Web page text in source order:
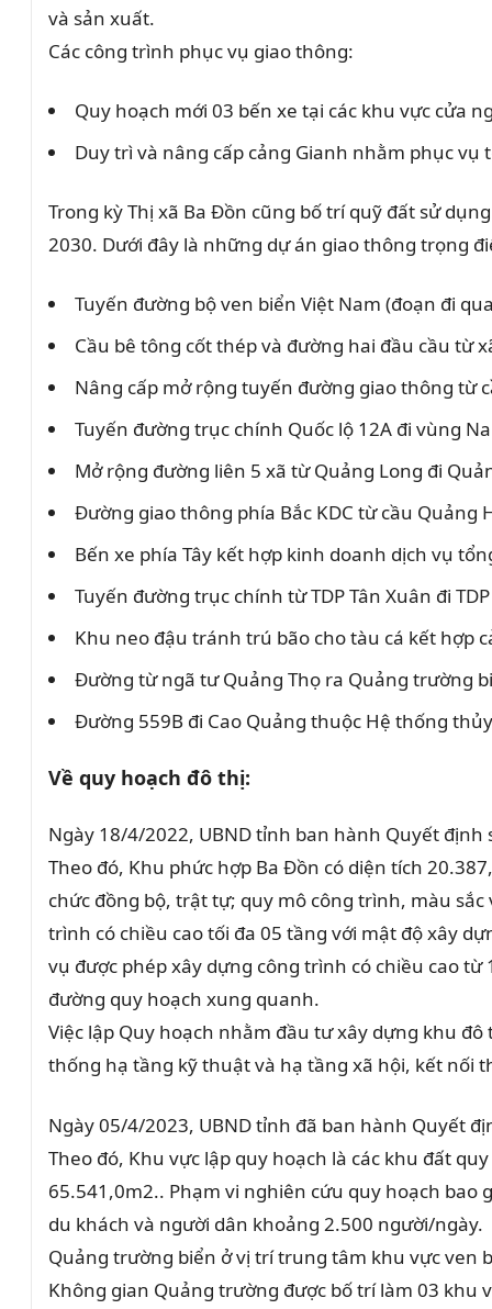
và sản xuất.
Các công trình phục vụ giao thông:
Quy hoạch mới 03 bến xe tại các khu vực cửa
Duy trì và nâng cấp cảng Gianh nhằm phục
Trong kỳ Thị xã Ba Đồn cũng bố trí quỹ đất sử
2030. Dưới đây là những dự án giao thông trọng
Tuyến đường bộ ven biển Việt Nam (đoạn đi
Cầu bê tông cốt thép và đường hai đầu cầu từ
Nâng cấp mở rộng tuyến đường giao thông từ
Tuyến đường trục chính Quốc lộ 12A đi vùng
Mở rộng đường liên 5 xã từ Quảng Long đi
Đường giao thông phía Bắc KDC từ cầu Quảng
Bến xe phía Tây kết hợp kinh doanh dịch vụ
Tuyến đường trục chính từ TDP Tân Xuân đi
Khu neo đậu tránh trú bão cho tàu cá kết hợp
Đường từ ngã tư Quảng Thọ ra Quảng trường
Đường 559B đi Cao Quảng thuộc Hệ thống
Về quy hoạch đô thị:
Ngày 18/4/2022, UBND tỉnh ban hành Quyết
Theo đó, Khu phức hợp Ba Đồn có diện tích
chức đồng bộ, trật tự; quy mô công trình, màu
trình có chiều cao tối đa 05 tầng với mật độ xây
vụ được phép xây dựng công trình có chiều cao từ
đường quy hoạch xung quanh.
Việc lập Quy hoạch nhằm đầu tư xây dựng khu
thống hạ tầng kỹ thuật và hạ tầng xã hội, kết nối
Ngày 05/4/2023, UBND tỉnh đã ban hành Quyết
Theo đó, Khu vực lập quy hoạch là các khu đất
65.541,0m2.. Phạm vi nghiên cứu quy hoạch
du khách và người dân khoảng 2.500 người/ngày.
Quảng trường biển ở vị trí trung tâm khu vực ven
Không gian Quảng trường được bố trí làm 03 khu